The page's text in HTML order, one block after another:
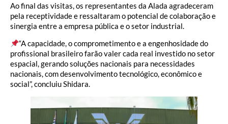
Ao final das visitas, os representantes da Alada agradeceram
pela receptividade e ressaltaram o potencial de colaboração e
sinergia entre a empresa pública e o setor industrial.
“A capacidade, o comprometimento e a engenhosidade do
profissional brasileiro farão valer cada real investido no setor
espacial, gerando soluções nacionais para necessidades
nacionais, com desenvolvimento tecnológico, econômico e
social”, concluiu Shidara.